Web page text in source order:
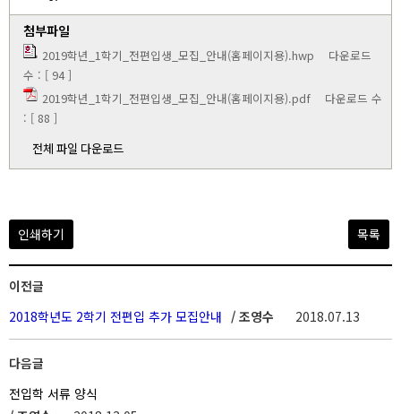
첨부파일
2019학년_1학기_전편입생_모집_안내(홈페이지용).hwp 다운로드
수 : [ 94 ]
2019학년_1학기_전편입생_모집_안내(홈페이지용).pdf 다운로드 수
: [ 88 ]
전체 파일 다운로드
인쇄하기 목록
이전글
2018학년도 2학기 전편입 추가 모집안내 / 조영수 2018.07.13
다음글
전입학 서류 양식